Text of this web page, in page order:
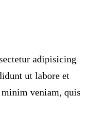
adipisicing
ut labore et
veniam, quis